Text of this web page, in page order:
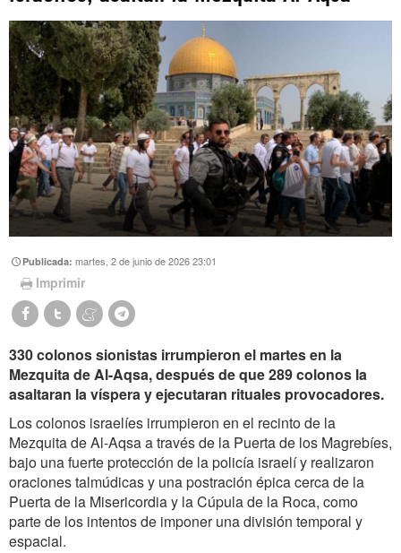
WhatsApp y Viber: +98 921 79 29 404
Instagram como: hispan_tv
Publicada:martes, 2 de junio de 2026 23:01
Imprimir
330 colonos sionistas irrumpieron el martes en la
Mezquita de Al-Aqsa, después de que 289 colonos la
asaltaran la víspera y ejecutaran rituales provocadores.
Los colonos israelíes irrumpieron en el recinto de la
Mezquita de Al-Aqsa a través de la Puerta de los Magrebíes,
bajo una fuerte protección de la policía israelí y realizaron
oraciones talmúdicas y una postración épica cerca de la
Puerta de la Misericordia y la Cúpula de la Roca, como
parte de los intentos de imponer una división temporal y
espacial.